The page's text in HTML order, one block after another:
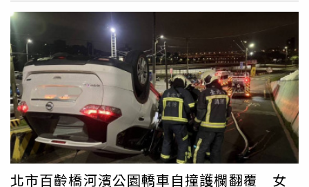
北市百齡橋河濱公園轎車自撞護欄翻覆 女